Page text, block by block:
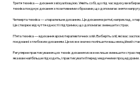
Третя техніка — дихання з візуалізацією. Уявіть собі, що під час вдиху ви
техніка поєднує дихання з позитивними образами, що допомагає зняти напругу.
Четверта техніка — «паралельне дихання». Це дихання в ритмі, наприклад, з
Це створює відчуття єдності і підтримки, що допомагає зменшити страх.
П’ята техніка — вдихання аромотерапевтичних олій. Виберіть олії, які вас
поєднанні з глибоким диханням. Це може значно поліпшити ваш емоційний
Регулярне практикування цих технік дихання може не лише зменшити страх
яка вам найбільше підходить, і практикувати її перед медичними процедурами.